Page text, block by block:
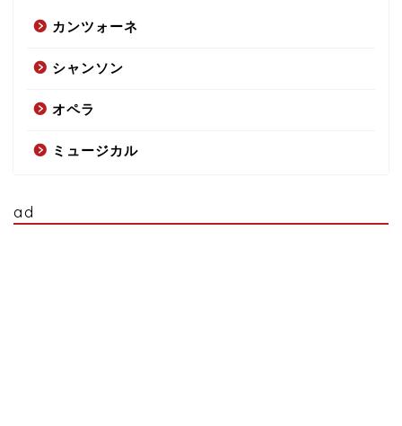
カンツォーネ
シャンソン
オペラ
ミュージカル
ad